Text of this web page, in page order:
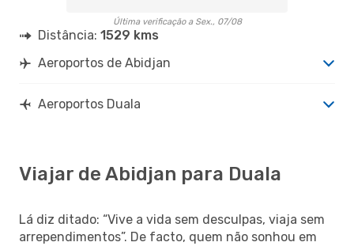
Última verificação a Sex., 07/08
Distância: 1529 kms
Aeroportos de Abidjan
Aeroportos Duala
Viajar de Abidjan para Duala
Lá diz ditado: “Vive a vida sem desculpas, viaja sem
arrependimentos”. De facto, quem não sonhou em